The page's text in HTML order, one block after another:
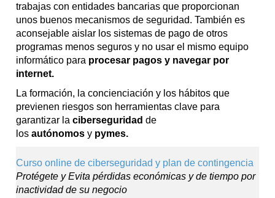
trabajas con entidades bancarias que proporcionan
unos buenos mecanismos de seguridad. También es
aconsejable aislar los sistemas de pago de otros
programas menos seguros y no usar el mismo equipo
informático para procesar pagos y navegar por
internet.
La formación, la concienciación y los hábitos que
previenen riesgos son herramientas clave para
garantizar la ciberseguridadde
losautónomosy pymes.
Curso online de ciberseguridad y plan de contingencia
Protégete y Evita pérdidas económicas y de tiempo por
inactividad de su negocio